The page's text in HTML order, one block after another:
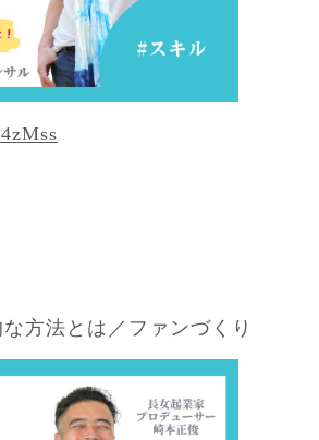
方法とは／ファンづくり